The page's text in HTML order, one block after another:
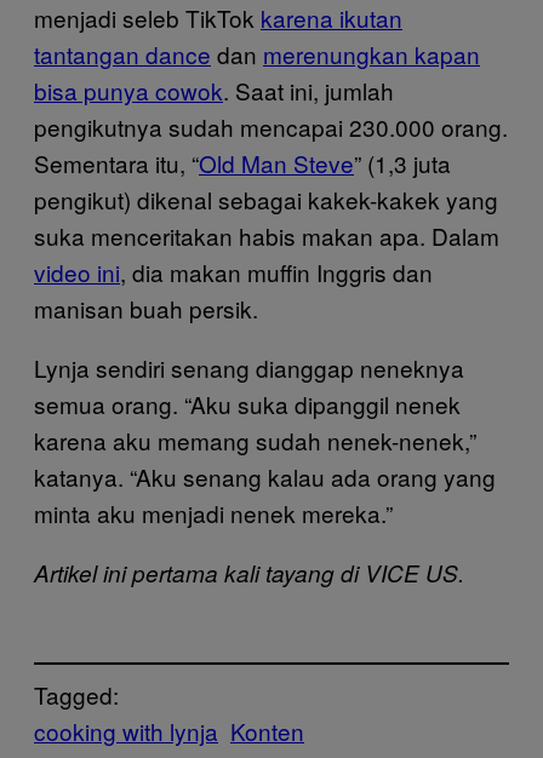
menjadi seleb TikTok karena ikutan
tantangan dance dan merenungkan kapan
bisa punya cowok. Saat ini, jumlah
pengikutnya sudah mencapai 230.000 orang.
Sementara itu, “Old Man Steve” (1,3 juta
pengikut) dikenal sebagai kakek-kakek yang
suka menceritakan habis makan apa. Dalam
video ini, dia makan muffin Inggris dan
manisan buah persik.
Lynja sendiri senang dianggap neneknya
semua orang. “Aku suka dipanggil nenek
karena aku memang sudah nenek-nenek,”
katanya. “Aku senang kalau ada orang yang
minta aku menjadi nenek mereka.”
Artikel ini pertama kali tayang di VICE US.
Tagged:
cooking with lynja Konten